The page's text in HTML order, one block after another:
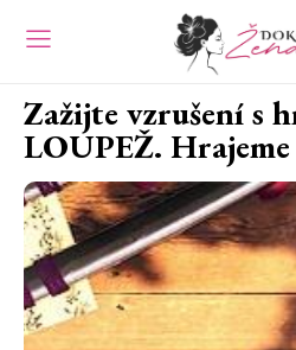
Zažijte vzrušení s
LOUPEŽ.